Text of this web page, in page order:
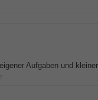
Aufgaben und